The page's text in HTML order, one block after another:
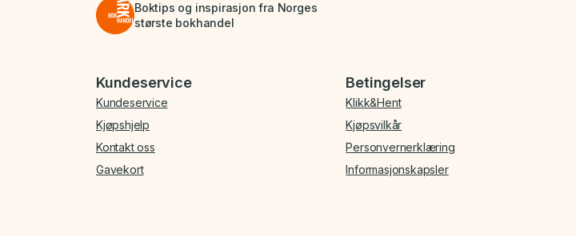
Boktips og inspirasjon fra Norges
største bokhandel
Bunnmeny
Kundeservice
Kundeservice
Kjøpshjelp
Kontakt oss
Gavekort
Betingelser
Klikk&Hent
Kjøpsvilkår
Personvernerklæring
Informasjonskapsler